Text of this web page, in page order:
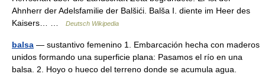
Ahnherr der Adelsfamilie der Balšići. Balša I. diente im Heer des
Kaisers… …
Deutsch Wikipedia
balsa — sustantivo femenino 1. Embarcación hecha con maderos
unidos formando una superficie plana: Pasamos el río en una
balsa. 2. Hoyo o hueco del terreno donde se acumula agua.